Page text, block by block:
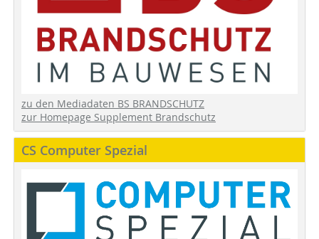
zu den Mediadaten BS BRANDSCHUTZ
zur Homepage Supplement Brandschutz
CS Computer Spezial